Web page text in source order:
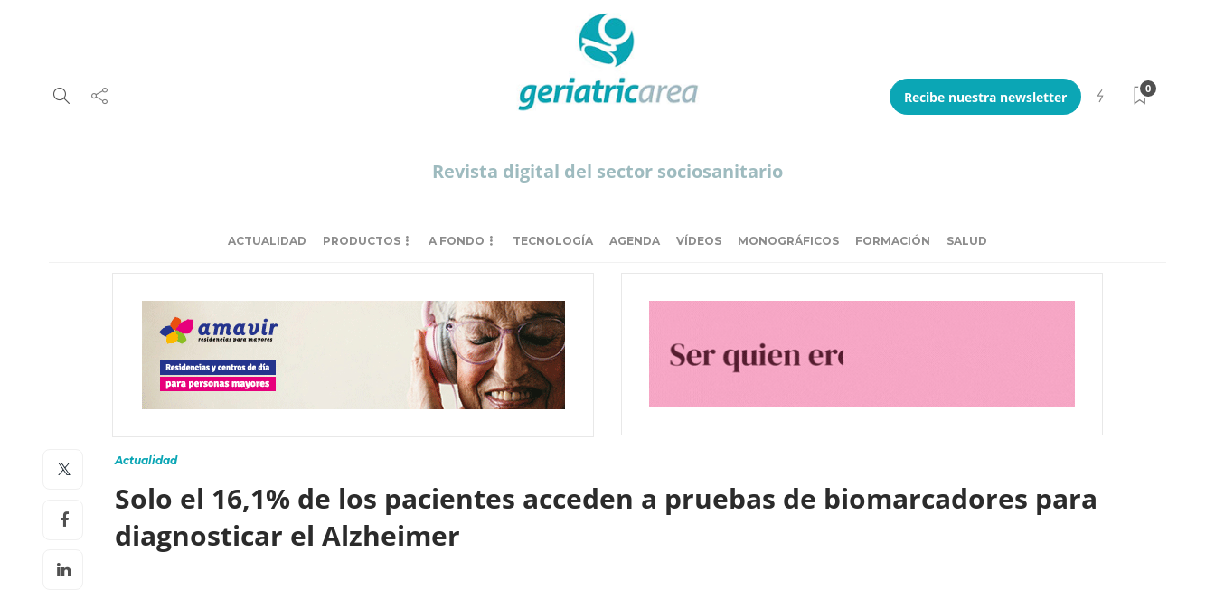
Revista digital del sector sociosanitario
Recibe nuestra newsletter
0
ACTUALIDAD PRODUCTOS A FONDO TECNOLOGÍA AGENDA VÍDEOS MONOGRÁFICOS FORMACIÓN SALUD
Actualidad
Solo el 16,1% de los pacientes acceden a pruebas de biomarcadores para
diagnosticar el Alzheimer